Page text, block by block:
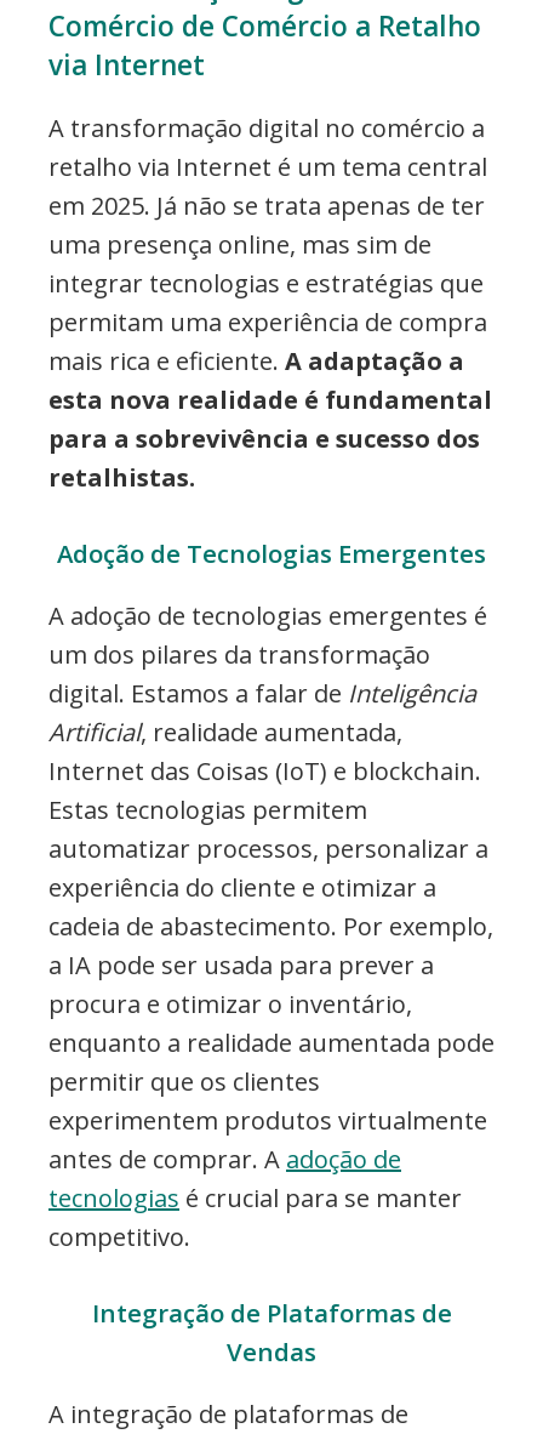
Comércio de Comércio a Retalho
via Internet
A transformação digital no comércio a
retalho via Internet é um tema central
em 2025. Já não se trata apenas de ter
uma presença online, mas sim de
integrar tecnologias e estratégias que
permitam uma experiência de compra
mais rica e eficiente. A adaptação a
esta nova realidade é fundamental
para a sobrevivência e sucesso dos
retalhistas.
Adoção de Tecnologias Emergentes
A adoção de tecnologias emergentes é
um dos pilares da transformação
digital. Estamos a falar de Inteligência
Artificial, realidade aumentada,
Internet das Coisas (IoT) e blockchain.
Estas tecnologias permitem
automatizar processos, personalizar a
experiência do cliente e otimizar a
cadeia de abastecimento. Por exemplo,
a IA pode ser usada para prever a
procura e otimizar o inventário,
enquanto a realidade aumentada pode
permitir que os clientes
experimentem produtos virtualmente
antes de comprar. A adoção de
tecnologias é crucial para se manter
competitivo.
Integração de Plataformas de
Vendas
A integração de plataformas de